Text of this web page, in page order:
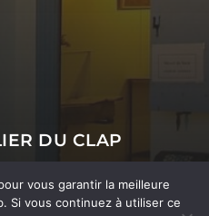
DU CLAP
MAXIME
vous garantir la meilleure
Si vous continuez à utiliser ce